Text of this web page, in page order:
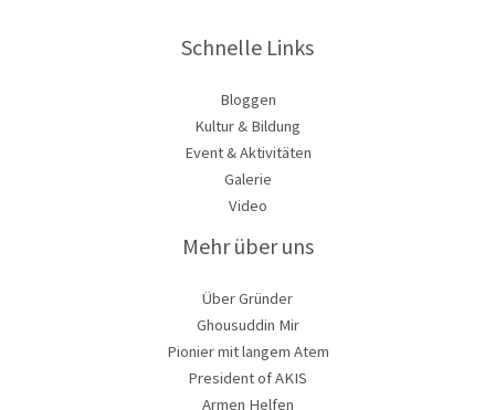
Schnelle Links
Bloggen
Kultur & Bildung
Event & Aktivitäten
Galerie
Video
Mehr über uns
Über Gründer
Ghousuddin Mir
Pionier mit langem Atem
President of AKIS
Armen Helfen